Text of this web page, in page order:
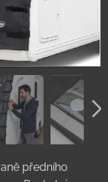
předního